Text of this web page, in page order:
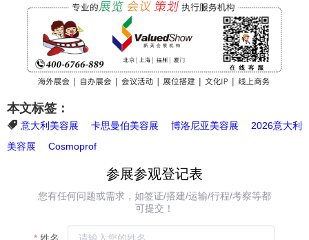
本文标签：
意大利美容展 卡思曼伯美容展 博洛尼亚美容展
2026意大利
美容展
Cosmoprof